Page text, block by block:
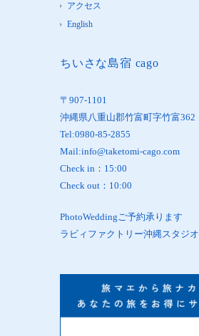
アクセス
English
ちいさな島宿 cago
〒907-1101
沖縄県八重山郡竹富町字竹富362
Tel:0980-85-2855
Mail:info@taketomi-cago.com
Check in：15:00
Check out：10:00
PhotoWeddingご予約承ります
ラビィファクトリー沖縄スタジオ